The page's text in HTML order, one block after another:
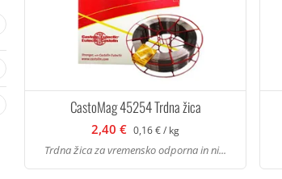
CastoMag 45254 Trdna žica
2,40 € 0,16 € / kg
Trdna žica za vremensko odporna in ni...